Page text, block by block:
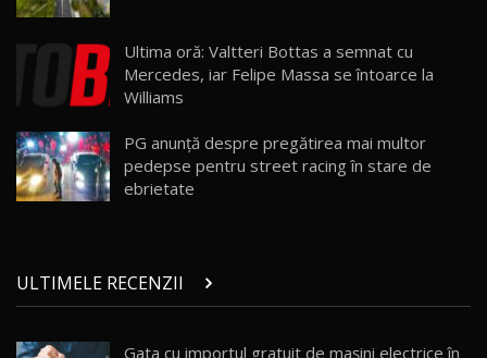
mai Exclusiv și Puternic Defender Testat în
Moldova
32:21
26
AutoBlog.MD
10:57
28
Noul Geely Monjaro 2025! Mai ieftin și mai
dotat / Test Drive AutoBlog.MD
Ultima oră: Valtteri Bottas a semnat cu
Mercedes, iar Felipe Massa se întoarce la
Williams
PG anunţă despre pregătirea mai multor
pedepse pentru street racing în stare de
ebrietate
ULTIMELE RECENZII
Gata cu importul gratuit de mașini electrice în